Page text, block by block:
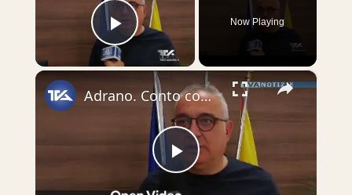
Play Video
Now Playing
×
Play
Adrano. Conto consuntivo 2023 verso l’approvazione da parte della Giunta comunale, l’atto poi al vag